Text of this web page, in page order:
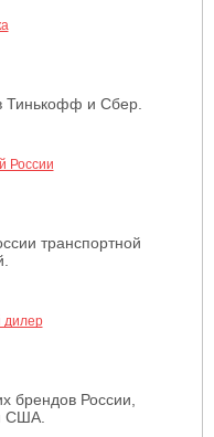
Тинькофф и Сбер.
транспортной
брендов России,
США.